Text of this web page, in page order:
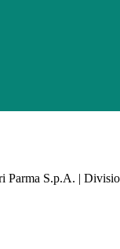
Parma S.p.A. |